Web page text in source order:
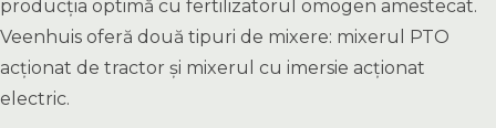
producția optimă cu fertilizatorul omogen amestecat.
Veenhuis oferă două tipuri de mixere: mixerul PTO
acționat de tractor și mixerul cu imersie acționat
electric.